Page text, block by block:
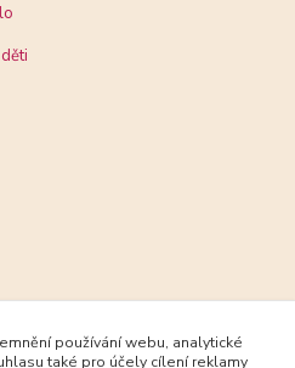
používání webu, analytické
také pro účely cílení reklamy